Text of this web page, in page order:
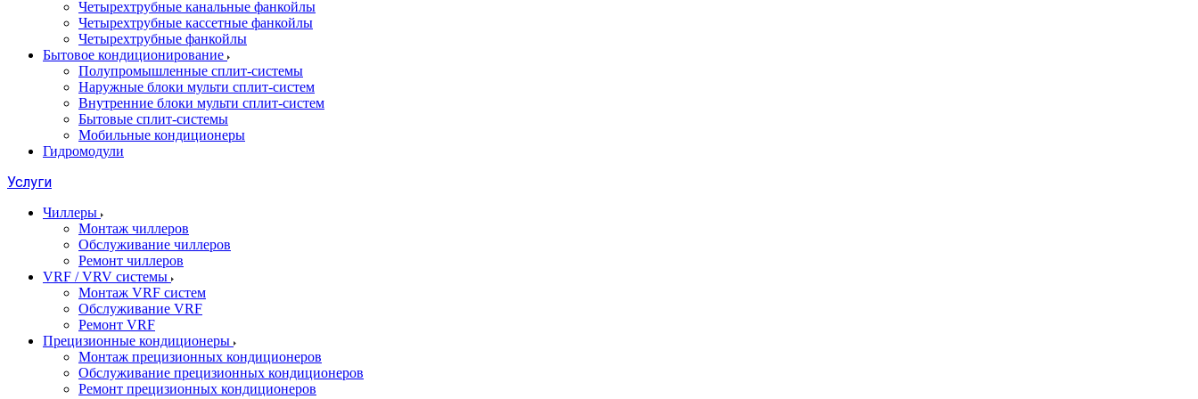
Четырехтрубные канальные фанкойлы
Четырехтрубные кассетные фанкойлы
Четырехтрубные фанкойлы
Бытовое кондиционирование
Полупромышленные сплит-системы
Наружные блоки мульти сплит-систем
Внутренние блоки мульти сплит-систем
Бытовые сплит-системы
Мобильные кондиционеры
Гидромодули
Услуги
Чиллеры
Монтаж чиллеров
Обслуживание чиллеров
Ремонт чиллеров
VRF / VRV системы
Монтаж VRF систем
Обслуживание VRF
Ремонт VRF
Прецизионные кондиционеры
Монтаж прецизионных кондиционеров
Обслуживание прецизионных кондиционеров
Ремонт прецизионных кондиционеров